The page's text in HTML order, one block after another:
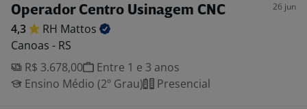
Operador Centro Usinagem CNC 26 jun
4,3 RH Mattos
Canoas - RS
R$ 3.678,00
Entre 1 e 3 anos
Ensino Médio (2º Grau)
Presencial